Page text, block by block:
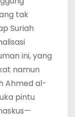
tak
Suriah
ini, yang
namun
Ahmed al-
pintu